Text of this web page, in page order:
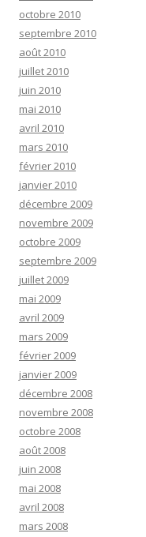
octobre 2010
septembre 2010
août 2010
juillet 2010
juin 2010
mai 2010
avril 2010
mars 2010
février 2010
janvier 2010
décembre 2009
novembre 2009
octobre 2009
septembre 2009
juillet 2009
mai 2009
avril 2009
mars 2009
février 2009
janvier 2009
décembre 2008
novembre 2008
octobre 2008
août 2008
juin 2008
mai 2008
avril 2008
mars 2008